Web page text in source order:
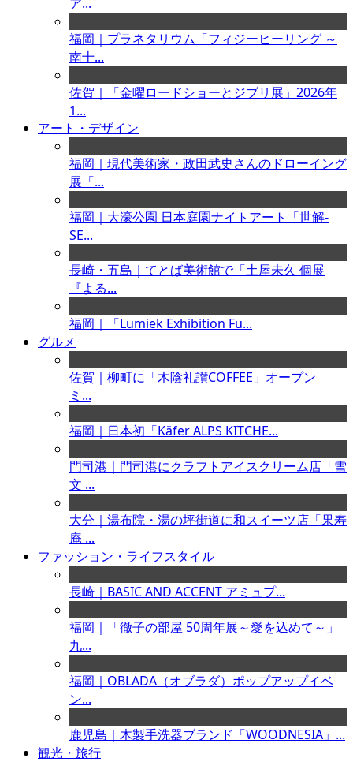
福岡｜プラネタリウム「フィジーヒーリング ～
南十...
佐賀｜「金曜ロードショーとジブリ展」2026年
1...
アート・デザイン
福岡｜現代美術家・政田武史さんのドローイング
展「...
福岡｜大濠公園 日本庭園ナイトアート「世解-
SE...
長崎・五島｜てとば美術館で「土屋未久 個展
『よる...
福岡｜「Lumiek Exhibition Fu...
グルメ
佐賀｜柳町に「木陰礼讃COFFEE」オープン
ミ...
福岡｜日本初「Käfer ALPS KITCHE...
門司港｜門司港にクラフトアイスクリーム店「雪
文 ...
大分｜湯布院・湯の坪街道に和スイーツ店「果寿
庵 ...
ファッション・ライフスタイル
長崎｜BASIC AND ACCENT アミュプ...
福岡｜「徹子の部屋 50周年展～愛を込めて～」
九...
福岡｜OBLADA（オブラダ）ポップアップイベ
ン...
鹿児島｜木製手洗器ブランド「WOODNESIA」...
観光・旅行